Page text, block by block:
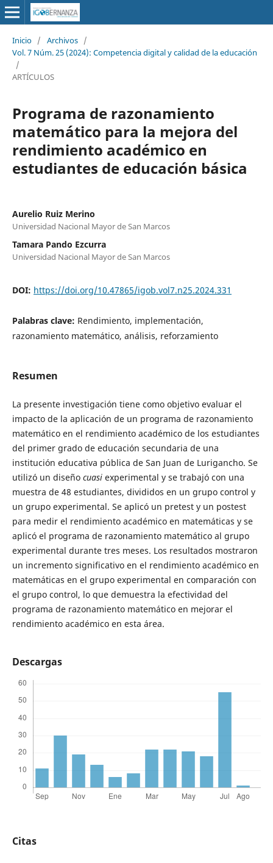
Inicio / Archivos /
Vol. 7 Núm. 25 (2024): Competencia digital y calidad de la educación
/
ARTÍCULOS
Programa de razonamiento
matemático para la mejora del
rendimiento académico en
estudiantes de educación básica
Aurelio Ruiz Merino
Universidad Nacional Mayor de San Marcos
Tamara Pando Ezcurra
Universidad Nacional Mayor de San Marcos
DOI: https://doi.org/10.47865/igob.vol7.n25.2024.331
Palabras clave: Rendimiento, implementación,
razonamiento matemático, análisis, reforzamiento
Resumen
La presente investigación tiene como objetivo evaluar el
impacto de la aplicación de un programa de razonamiento
matemático en el rendimiento académico de los estudiantes
del primer grado de educación secundaria de una
institución educativa pública de San Juan de Lurigancho. Se
utilizó un diseño cuasiexperimental y se trabajó con una
muestra de 48 estudiantes, divididos en un grupo control y
un grupo experimental. Se aplicó un pretest y un postest
para medir el rendimiento académico en matemáticas y se
aplicó el programa de razonamiento matemático al grupo
experimental durante tres meses. Los resultados mostraron
un incremento significativo en el rendimiento académico en
matemáticas en el grupo experimental en comparación con
el grupo control, lo que demuestra la efectividad del
programa de razonamiento matemático en mejorar el
rendimiento académico en esta área.
Descargas
Citas